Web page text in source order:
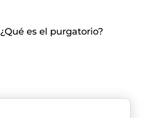
¿Qué es el purgatorio?